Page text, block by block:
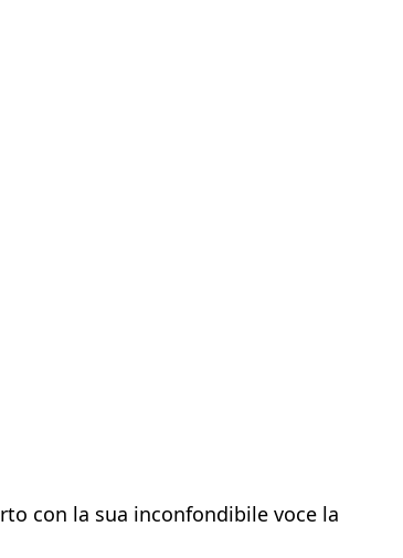
con la sua inconfondibile voce la